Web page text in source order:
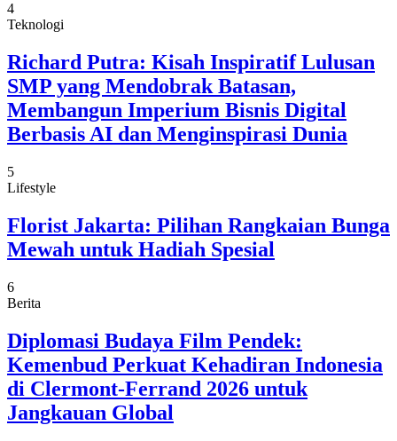
4
Teknologi
Richard Putra: Kisah Inspiratif Lulusan
SMP yang Mendobrak Batasan,
Membangun Imperium Bisnis Digital
Berbasis AI dan Menginspirasi Dunia
5
Lifestyle
Florist Jakarta: Pilihan Rangkaian Bunga
Mewah untuk Hadiah Spesial
6
Berita
Diplomasi Budaya Film Pendek:
Kemenbud Perkuat Kehadiran Indonesia
di Clermont-Ferrand 2026 untuk
Jangkauan Global